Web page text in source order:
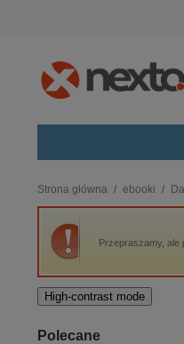
budownictwo,
biznesowe,
darmowe wydania
edukacja
Strona główna ebooki
Przepraszamy, ale
High-contrast mode
Polecane